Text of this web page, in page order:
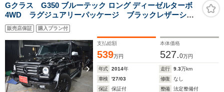
Gクラス G350 ブルーテック ロング ディーゼルターボ
4WD ラグジュアリーパッケージ ブラックレザーシー
ト 前後シートヒーター サンルーフ ブラックAW ブ
ラックサイドステップ ブラックテール
販売店保証 購入プラン付
支払総額
539万円
本体価格
527.0万円
年式 2014年 走行 9.3万km
車検
'27/03 修復
なし
保証
保証付 整備
法定整備付